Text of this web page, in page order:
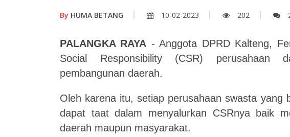
By HUMA BETANG 10-02-2023 202
PALANGKA RAYA - Anggota DPRD Kalteng,
Social Responsibility (CSR) perusahaan
pembangunan daerah.
Oleh karena itu, setiap perusahaan swasta yang
dapat taat dalam menyalurkan CSRnya baik
daerah maupun masyarakat.